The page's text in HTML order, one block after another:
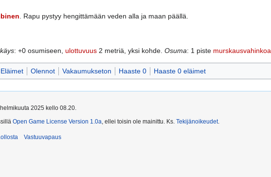
. Rapu pystyy hengittämään veden alla ja maan päällä.
: +0 osumiseen, ulottuvuus 2 metriä, yksi kohde. Osuma: 1 piste murskausvahinkoa
Eläimet Olennot Vakaumukseton Haaste 0 Haaste 0 eläimet
2025 kello 08.20.
Open Game License Version 1.0a, ellei toisin ole mainittu. Ks. Tekijänoikeudet.
Vastuuvapaus